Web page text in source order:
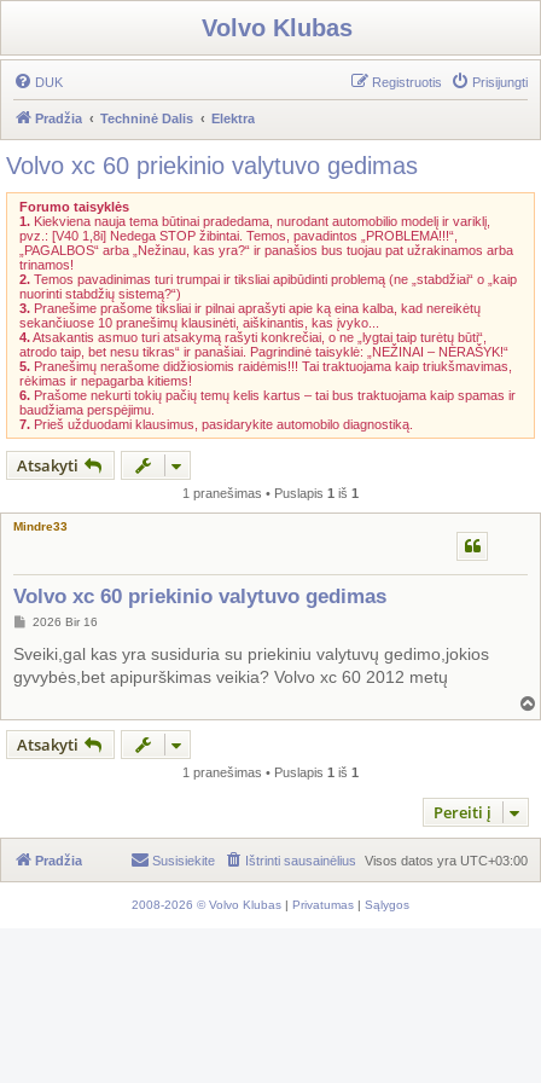
Volvo Klubas
DUK Prisijungti
Registruotis
Pradžia Techninė Dalis Elektra
Volvo xc 60 priekinio valytuvo gedimas
Forumo taisyklės
1. Kiekviena nauja tema būtinai pradedama, nurodant automobilio modelį ir variklį,
pvz.: [V40 1,8i] Nedega STOP žibintai. Temos, pavadintos „PROBLEMA!!!“,
„PAGALBOS“ arba „Nežinau, kas yra?“ ir panašios bus tuojau pat užrakinamos arba
trinamos!
2. Temos pavadinimas turi trumpai ir tiksliai apibūdinti problemą (ne „stabdžiai“ o „kaip
nuorinti stabdžių sistemą?“)
3. Pranešime prašome tiksliai ir pilnai aprašyti apie ką eina kalba, kad nereikėtų
sekančiuose 10 pranešimų klausinėti, aiškinantis, kas įvyko...
4.Atsakantis asmuo turi atsakymą rašyti konkrečiai, o ne „lygtai taip turėtų būti“,
atrodo taip, bet nesu tikras“ ir panašiai. Pagrindinė taisyklė: „NEŽINAI – NERAŠYK!“
5. Pranešimų nerašome didžiosiomis raidėmis!!! Tai traktuojama kaip triukšmavimas,
rėkimas ir nepagarba kitiems!
6. Prašome nekurti tokių pačių temų kelis kartus – tai bus traktuojama kaip spamas ir
baudžiama perspėjimu.
7. Prieš užduodami klausimus, pasidarykite automobilo diagnostiką.
Atsakyti
1 pranešimas • Puslapis 1 iš 1
Mindre33
Volvo xc 60 priekinio valytuvo gedimas
S
a
n
d
t
n
2026 Bir 16
Sveiki,gal kas yra susiduria su priekiniu valytuvų gedimo,jokios
gyvybės,bet apipurškimas veikia? Volvo xc 60 2012 metų
Atsakyti
1 pranešimas • Puslapis 1 iš 1
Pereiti į
Pradžia Visos datos yra UTC+03:00
Ištrinti sausainėlius
Susisiekite
2008-2026 © Volvo Klubas | Privatumas | Sąlygos